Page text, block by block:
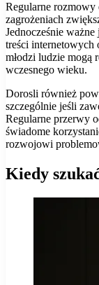
Regularne rozmowy
zagrożeniach
Jednocześnie
treści internetowych
młodzi ludzie mogą
wczesnego wieku.
Dorosli również
szczególnie jeśli
Regularne przerwy
świadome
rozwojowi
Kiedy